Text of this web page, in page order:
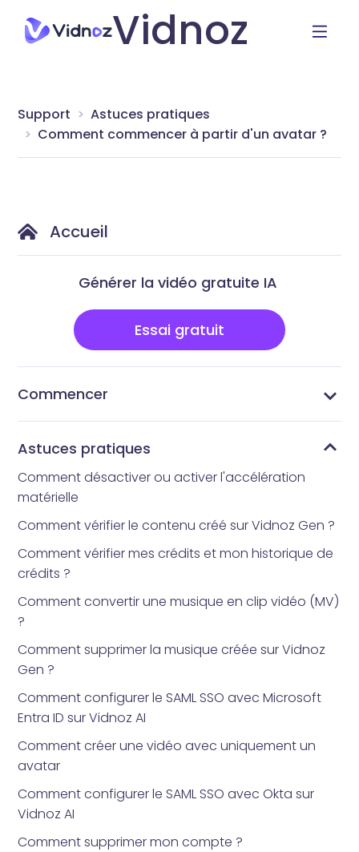
Vidnoz
Support
Astuces pratiques
Comment commencer à partir d'un avatar ?
Accueil
Générer la vidéo gratuite IA
Essai gratuit
Commencer
Astuces pratiques
Comment désactiver ou activer l'accélération
matérielle
Comment vérifier le contenu créé sur Vidnoz Gen ?
Comment vérifier mes crédits et mon historique de
crédits ?
Comment convertir une musique en clip vidéo (MV)
?
Comment supprimer la musique créée sur Vidnoz
Gen ?
Comment configurer le SAML SSO avec Microsoft
Entra ID sur Vidnoz AI
Comment créer une vidéo avec uniquement un
avatar
Comment configurer le SAML SSO avec Okta sur
Vidnoz AI
Comment supprimer mon compte ?